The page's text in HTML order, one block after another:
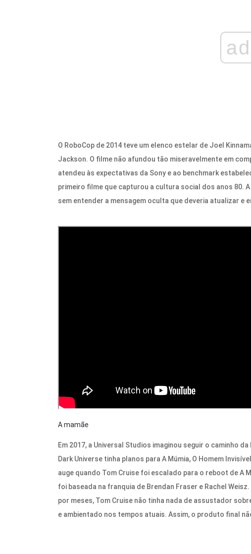
ad
O RoboCop de 2014 teve um elenco estelar de Joel
Jackson. O filme não afundou tão miseravelmente em
atendeu às expectativas da Sony e ao benchmark
primeiro filme que capturou a cultura social dos anos 80.
sem entender a mensagem oculta que deveria atualizar e
A mamãe
Em 2017, a Universal Studios imaginou seguir o caminho
Dark Universe tinha planos para A Múmia, O Homem
auge quando Tom Cruise foi escalado para o reboot de A
foi baseada na franquia de Brendan Fraser e Rachel
por meses, Tom Cruise não tinha nada de assustador
e ambientado nos tempos atuais. Assim, o produto final